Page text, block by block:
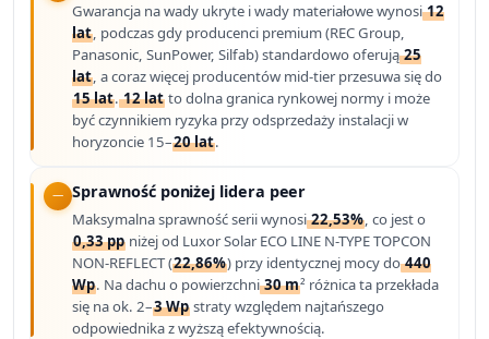
Gwarancja na wady ukryte i wady materiałowe wynosi12
lat, podczas gdy producenci premium (REC Group,
Panasonic, SunPower, Silfab) standardowo oferują25
lat, a coraz więcej producentów mid-tier przesuwa się do
15 lat.12 lat to dolna granica rynkowej normy i może
być czynnikiem ryzyka przy odsprzedaży instalacji w
horyzoncie 15–20 lat.
Sprawność poniżej lidera peer
Maksymalna sprawność serii wynosi22,53%, co jest o
0,33 pp niżej od Luxor Solar ECO LINE N-TYPE TOPCON
NON-REFLECT (22,86%) przy identycznej mocy do440
Wp. Na dachu o powierzchni30 m² różnica ta przekłada
się na ok. 2–3 Wp straty względem najtańszego
odpowiednika z wyższą efektywnością.